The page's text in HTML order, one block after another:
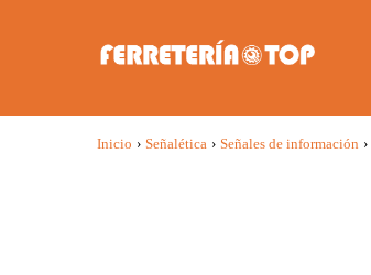
Inicio › Señalética › Señales de información ›